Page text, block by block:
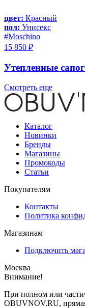
цвет: Красный
пол: Унисекс
#Moschino
15 850 ₽
Утепленные
Смотреть еще
Каталог
Новинки
Бренды
Магазины
Промокоды
Статьи
Покупателям
Контакты
Политика
Магазинам
Подключить
Москва
Внимание!
При полном или
OBUVNOV.RU,